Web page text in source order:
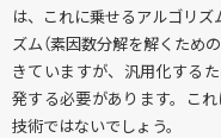
は、これに乗せるアルゴリ
ズム（素因数分解を解くため
きていますが、汎用化する
発する必要があります。こ
技術ではないでしょう。